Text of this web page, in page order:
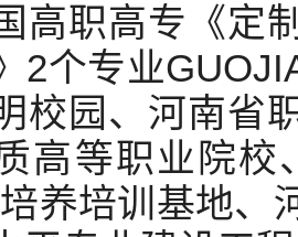
高职高专《定
2个专业
校园、河南省
高等职业院校
养培训基地、